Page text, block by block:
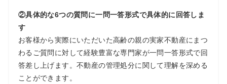
②具体的な6つの質問に一問一答形式で具体的に回答しま
す
お客様から実際にいただいた高齢の親の実家不動産にまつ
わるご質問に対して経験豊富な専門家が一問一答形式で回
答差し上げます。不動産の管理処分に関して理解を深める
ことができます。